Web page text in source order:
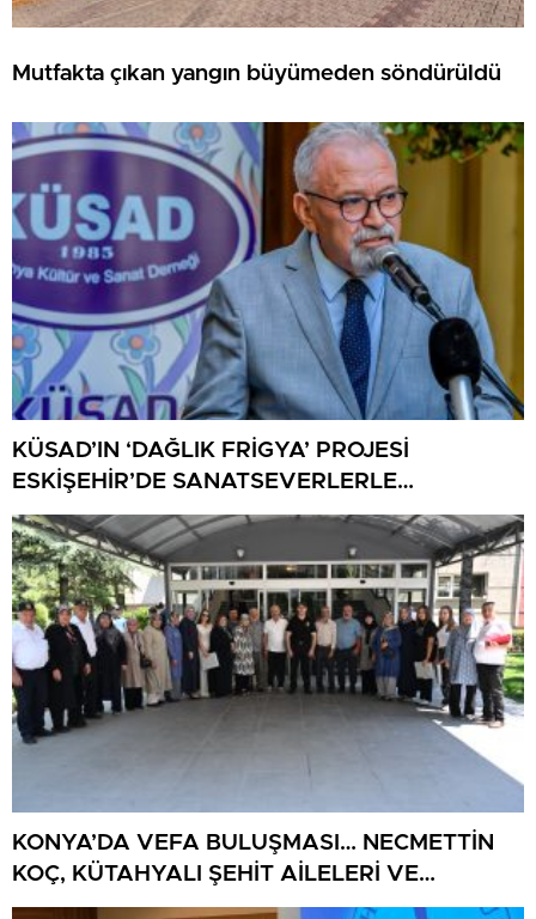
Mutfakta çıkan yangın büyümeden söndürüldü
KÜSAD’IN ‘DAĞLIK FRİGYA’ PROJESİ
ESKİŞEHİR’DE SANATSEVERLERLE
BULUŞUYOR
KONYA’DA VEFA BULUŞMASI… NECMETTİN
KOÇ, KÜTAHYALI ŞEHİT AİLELERİ VE
GAZİLERİ AĞIRLADI